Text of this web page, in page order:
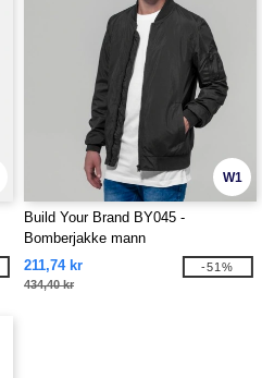
W1
Build Your Brand BY045 -
Bomberjakke mann
211,74 kr
434,40 kr
-51%